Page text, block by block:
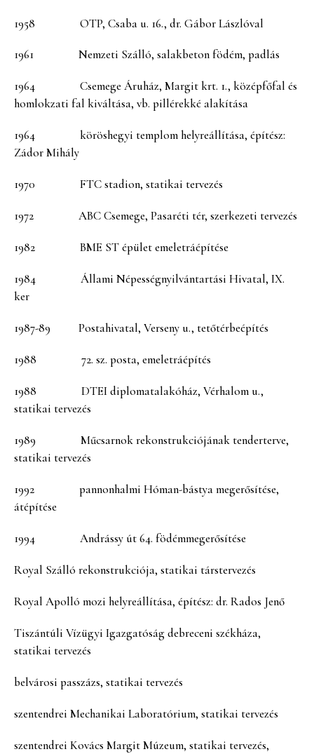
1958 OTP, Csaba u. 16., dr. Gábor Lászlóval
1961 Nemzeti Szálló, salakbeton födém, padlás
1964 Csemege Áruház, Margit krt. 1., középfőfal és
homlokzati fal kiváltása, vb. pillérekké alakítása
1964 köröshegyi templom helyreállítása, építész:
Zádor Mihály
1970 FTC stadion, statikai tervezés
1972 ABC Csemege, Pasaréti tér, szerkezeti tervezés
1982 BME ST épület emeletráépítése
1984 Állami Népességnyilvántartási Hivatal, IX.
ker
1987-89 Postahivatal, Verseny u., tetőtérbeépítés
1988 72. sz. posta, emeletráépítés
1988 DTEI diplomatalakóház, Vérhalom u.,
statikai tervezés
1989 Műcsarnok rekonstrukciójának tenderterve,
statikai tervezés
1992 pannonhalmi Hóman-bástya megerősítése,
átépítése
1994 Andrássy út 64. födémmegerősítése
Royal Szálló rekonstrukciója, statikai társtervezés
Royal Apolló mozi helyreállítása, építész: dr. Rados Jenő
Tiszántúli Vízügyi Igazgatóság debreceni székháza,
statikai tervezés
belvárosi passzázs, statikai tervezés
szentendrei Mechanikai Laboratórium, statikai tervezés
szentendrei Kovács Margit Múzeum, statikai tervezés,